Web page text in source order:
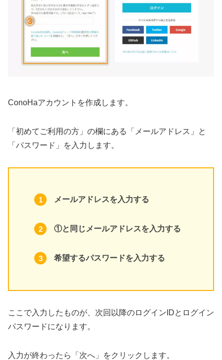
ConoHaアカウントを作成します。
「初めてご利用の方」の欄にある「メールアドレス」と
「パスワード」を入力します。
メールアドレスを入力する
①と同じメールアドレスを入力する
希望するパスワードを入力する
ここで入力したものが、次回以降のログインIDとログイン
パスワードになります。
入力が終わったら「次へ」をクリックします。